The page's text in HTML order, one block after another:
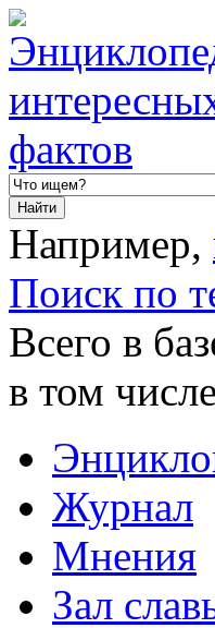
Например,
Поиск по
Всего в
в том числе
Журнал
Мнения
Зал